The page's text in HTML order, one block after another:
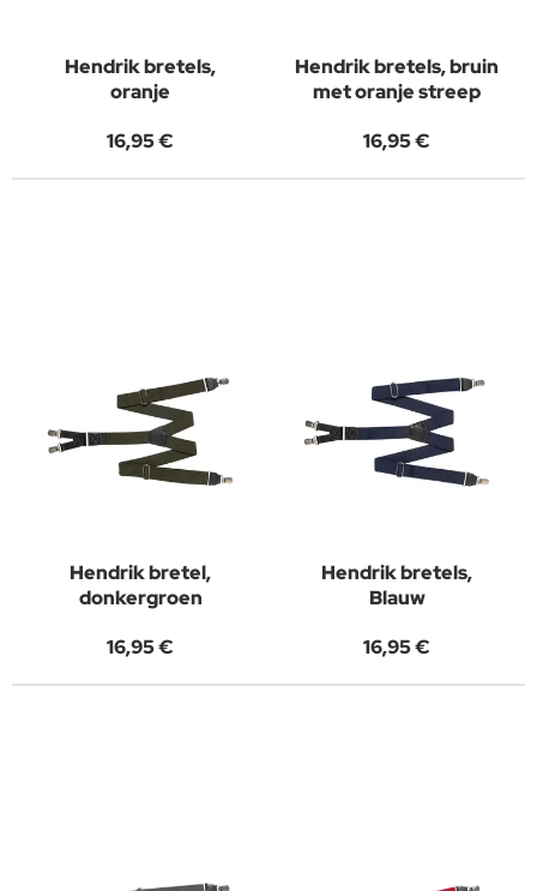
Hendrik bretels,
oranje
16,95 €
Hendrik bretels, bruin
met oranje streep
16,95 €
Hendrik bretel,
donkergroen
16,95 €
Hendrik bretels,
Blauw
16,95 €